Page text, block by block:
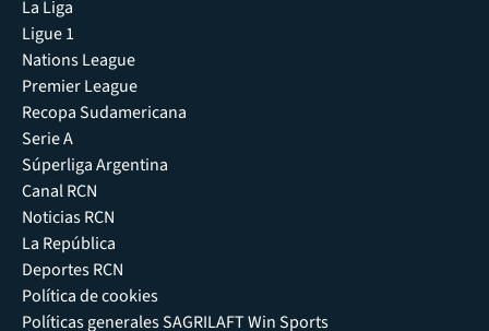
La Liga
Ligue 1
Nations League
Premier League
Recopa Sudamericana
Serie A
Súperliga Argentina
Canal RCN
Noticias RCN
La República
Deportes RCN
Política de cookies
Políticas generales SAGRILAFT Win Sports